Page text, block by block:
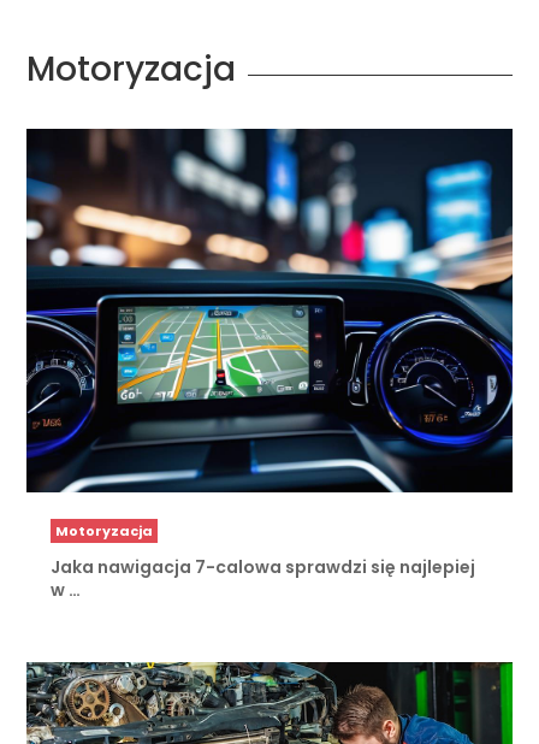
Motoryzacja
Motoryzacja
Jaka nawigacja 7-calowa sprawdzi się najlepiej
w …